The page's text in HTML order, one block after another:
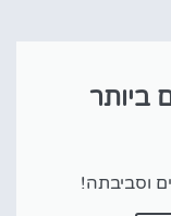
ביותר
וסביבתה!